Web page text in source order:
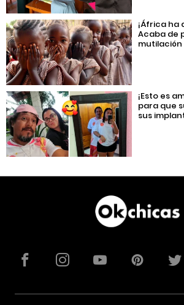
¡África ha
Acaba de
¡Esto es
para que
sus
FacebookInstagramYouTube